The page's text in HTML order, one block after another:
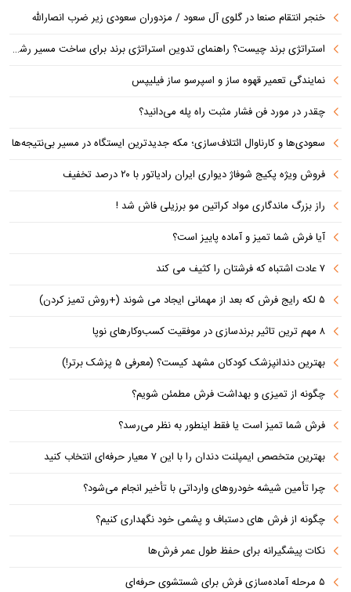
خنجر انتقام صنعا در گلوی آل سعود / مزدوران سعودی زیر ضرب انصارالله
استراتژی برند چیست؟ راهنمای تدوین استراتژی برند برای ساخت مسیر رشد متمایز
نمایندگی تعمیر قهوه ساز و اسپرسو ساز فیلیپس
چقدر در مورد فن فشار مثبت راه پله می‌دانید؟
سعودی‌ها و کارناوال ائتلاف‌سازی؛ مکه جدیدترین ایستگاه در مسیر بی‌نتیجه‌ها
فروش ویژه پکیج شوفاژ دیواری ایران رادیاتور با ۲۰ درصد تخفیف
راز بزرگ ماندگاری مواد کراتین مو برزیلی فاش شد !
آیا فرش شما تمیز و آماده پاییز است؟
۷ عادت اشتباه که فرشتان را کثیف می کند
۵ لکه رایج فرش که بعد از مهمانی ایجاد می شوند (+روش تمیز کردن)
۸ مهم ترین تاثیر برندسازی در موفقیت کسب‌وکارهای نوپا
بهترین دندانپزشک کودکان مشهد کیست؟ (معرفی ۵ پزشک برتر!)
چگونه از تمیزی و بهداشت فرش مطمئن شویم؟
فرش شما تمیز است یا فقط اینطور به نظر می‌رسد؟
بهترین متخصص ایمپلنت دندان را با این ۷ معیار حرفه‌ای انتخاب کنید
چرا تأمین شیشه خودروهای وارداتی با تأخیر انجام می‌شود؟
چگونه از فرش های دستباف و پشمی خود نگهداری کنیم؟
نکات پیشگیرانه برای حفظ طول عمر فرش‌ها
۵ مرحله آماده‌سازی فرش برای شستشوی حرفه‌ای